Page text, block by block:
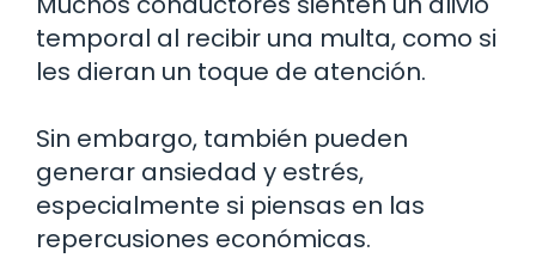
temporal al recibir una multa, como si
les dieran un toque de atención.
Sin embargo, también pueden
generar ansiedad y estrés,
especialmente si piensas en las
repercusiones económicas.